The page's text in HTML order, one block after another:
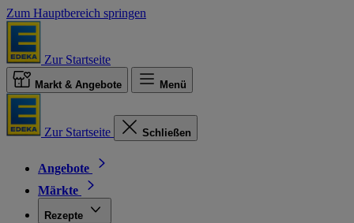
Zum Hauptbereich springen
Zur Startseite
Markt & Angebote Menü
Zur Startseite Schließen
Angebote
Märkte
Rezepte